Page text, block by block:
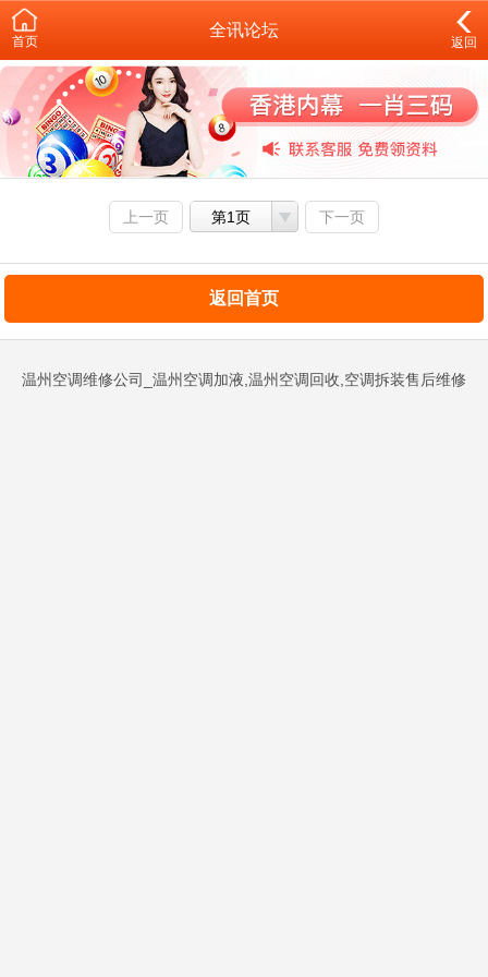
首页
全讯论坛
返回
上一页 第1页 下一页
返回首页
温州空调维修公司_温州空调加液,温州空调回收,空调拆装售后维修